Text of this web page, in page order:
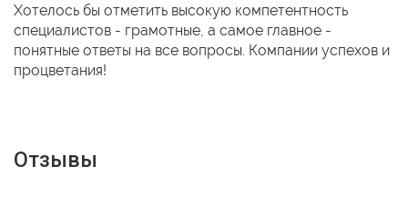
Хотелось бы отметить высокую компетентность
специалистов - грамотные, а самое главное -
понятные ответы на все вопросы. Компании успехов и
процветания!
Отзывы